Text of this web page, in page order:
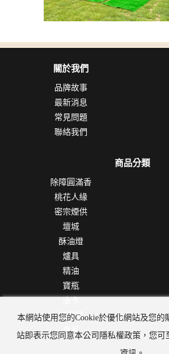
關於我們
品牌故事
最新消息
常見問題
聯絡我們
商品分類
除障圓滿香
桃花人緣
密宗煙供
壇城
酥油燈
爐具
精油
寶瓶
唐卡
佛樂類
食品
本網站使用您的Cookie於優化網站及您的
站即表示您同意本公司隱私權政策，您可